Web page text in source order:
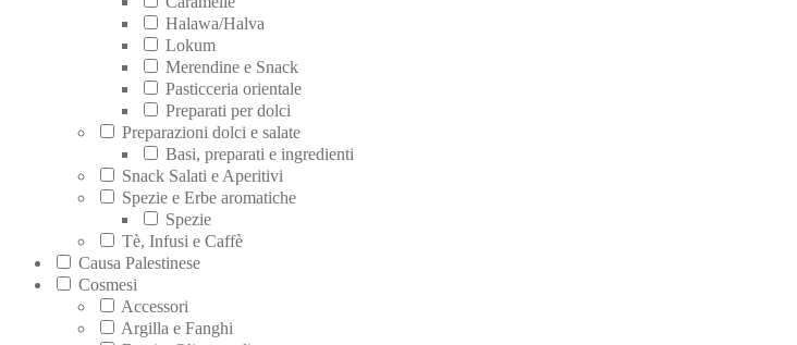
Halawa/Halva
Lokum
Merendine e Snack
Pasticceria orientale
Preparati per dolci
Preparazioni dolci e salate
Basi, preparati e ingredienti
Snack Salati e Aperitivi
Spezie e Erbe aromatiche
Spezie
Tè, Infusi e Caffè
Causa Palestinese
Cosmesi
Accessori
Argilla e Fanghi